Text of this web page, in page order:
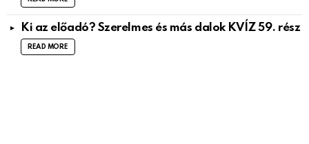
Ki az előadó? Szerelmes és más dalok KVÍZ 59. rész
READ MORE